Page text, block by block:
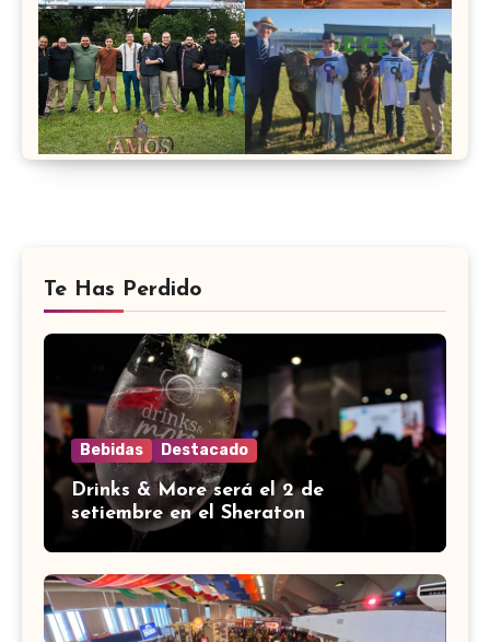
Te Has Perdido
Bebidas Destacado
Drinks & More será el 2 de
setiembre en el Sheraton